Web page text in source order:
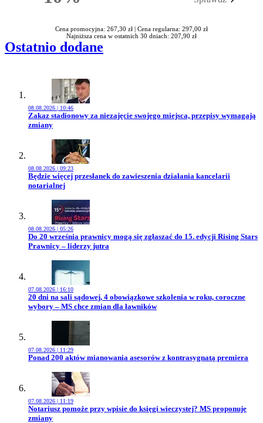
Rabatu
Cena promocyjna: 267,30 zł | Cena regularna: 297,00 zł
Najniższa cena w ostatnich 30 dniach: 207,90 zł
Ostatnio dodane
08.08.2026 | 10:46
Przejdź do artykułu:
Zakaz stadionowy za niezajęcie swojego miejsca, przepisy wymagają
zmiany
08.08.2026 | 09:23
Przejdź do artykułu:
Będzie więcej przesłanek do zawieszenia działania kancelarii
notarialnej
08.08.2026 | 05:26
Przejdź do artykułu:
Do 20 września prawnicy mogą się zgłaszać do 15. edycji Rising Stars
Prawnicy – liderzy jutra
07.08.2026 | 16:10
Przejdź do artykułu:
20 dni na sali sądowej, 4 obowiązkowe szkolenia w roku, coroczne
wybory – MS chce zmian dla ławników
07.08.2026 | 11:29
Przejdź do artykułu:
Ponad 200 aktów mianowania asesorów z kontrasygnatą premiera
07.08.2026 | 11:19
Przejdź do artykułu:
Notariusz pomoże przy wpisie do księgi wieczystej? MS proponuje
zmiany